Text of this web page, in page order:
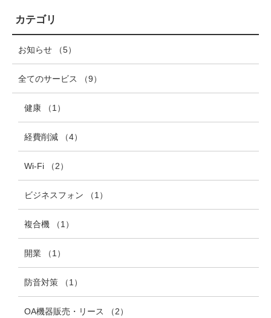
カテゴリ
お知らせ （5）
全てのサービス （9）
健康 （1）
経費削減 （4）
Wi-Fi （2）
ビジネスフォン （1）
複合機 （1）
開業 （1）
防音対策 （1）
OA機器販売・リース （2）